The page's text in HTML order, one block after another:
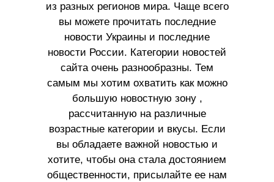
из разных регионов мира. Чаще всего
вы можете прочитать последние
новости Украины и последние
новости России. Категории новостей
сайта очень разнообразны. Тем
самым мы хотим охватить как можно
большую новостную зону ,
рассчитанную на различные
возрастные категории и вкусы. Если
вы обладаете важной новостью и
хотите, чтобы она стала достоянием
общественности, присылайте ее нам